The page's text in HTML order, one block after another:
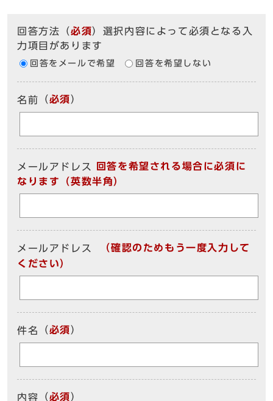
回答方法 （必須）選択内容によって必須となる入
力項目があります
回答をメールで希望 回答を希望しない
名前 （必須）
メールアドレス
回答を希望される場合に必須に
なります（英数半角）
メールアドレス
（確認のためもう一度入力して
ください）
件名 （必須）
内容 （必須）